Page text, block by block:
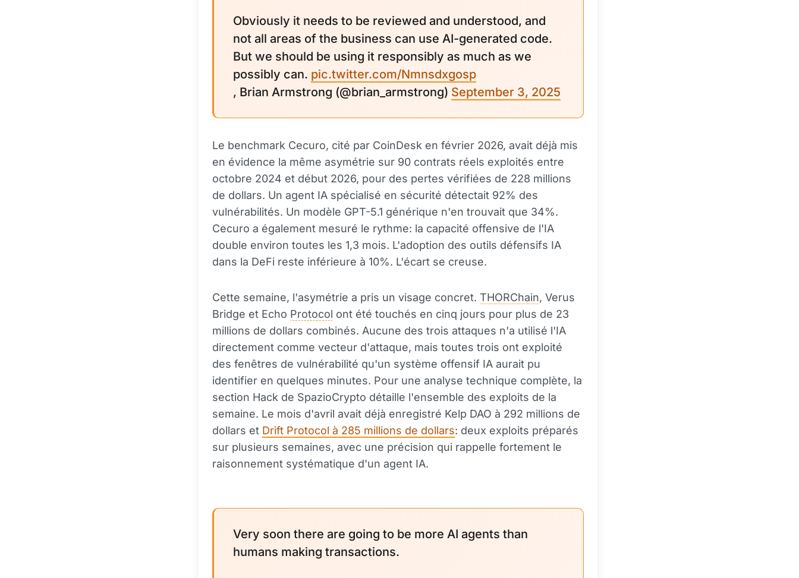
Obviously it needs to be reviewed and understood, and
not all areas of the business can use AI-generated code.
But we should be using it responsibly as much as we
possibly can. pic.twitter.com/Nmnsdxgosp
, Brian Armstrong (@brian_armstrong) September 3, 2025
Le benchmark Cecuro, cité par CoinDesk en février 2026, avait déjà mis
en évidence la même asymétrie sur 90 contrats réels exploités entre
octobre 2024 et début 2026, pour des pertes vérifiées de 228 millions
de dollars. Un agent IA spécialisé en sécurité détectait 92% des
vulnérabilités. Un modèle GPT-5.1 générique n'en trouvait que 34%.
Cecuro a également mesuré le rythme: la capacité offensive de l'IA
double environ toutes les 1,3 mois. L'adoption des outils défensifs IA
dans la DeFi reste inférieure à 10%. L'écart se creuse.
Cette semaine, l'asymétrie a pris un visage concret. THORChain, Verus
Bridge et Echo Protocol ont été touchés en cinq jours pour plus de 23
millions de dollars combinés. Aucune des trois attaques n'a utilisé l'IA
directement comme vecteur d'attaque, mais toutes trois ont exploité
des fenêtres de vulnérabilité qu'un système offensif IA aurait pu
identifier en quelques minutes. Pour une analyse technique complète, la
section Hack de SpazioCrypto détaille l'ensemble des exploits de la
semaine. Le mois d'avril avait déjà enregistré Kelp DAO à 292 millions de
dollars et Drift Protocol à 285 millions de dollars: deux exploits préparés
sur plusieurs semaines, avec une précision qui rappelle fortement le
raisonnement systématique d'un agent IA.
Very soon there are going to be more AI agents than
humans making transactions.